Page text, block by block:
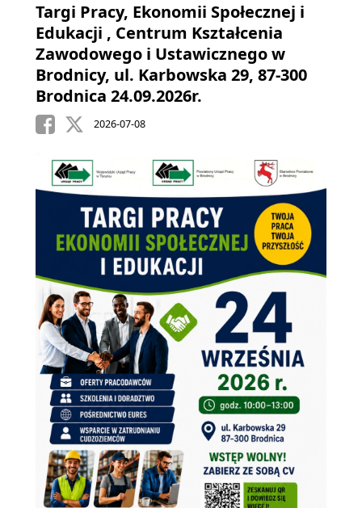
Targi Pracy, Ekonomii Społecznej i
Edukacji , Centrum Kształcenia
Zawodowego i Ustawicznego w
Brodnicy, ul. Karbowska 29, 87-300
Brodnica 24.09.2026r.
2026-07-08